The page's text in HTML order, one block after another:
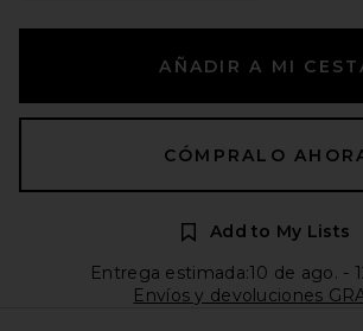
AÑADIR A MI
CÓMPRALO
Add to My Lists
Entrega estimada:10 de ago. -
Envíos y devoluciones